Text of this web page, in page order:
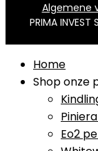
Algemene
PRIMA
Home
Shop onze
Eo2